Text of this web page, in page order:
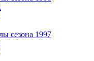
сезона 1997